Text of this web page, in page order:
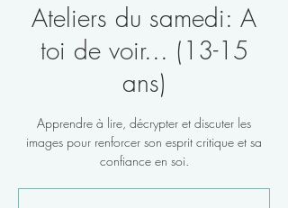
Ateliers du samedi: A
toi de voir... (13-15
ans)
Apprendre à lire, décrypter et discuter les
images pour renforcer son esprit critique et sa
confiance en soi.